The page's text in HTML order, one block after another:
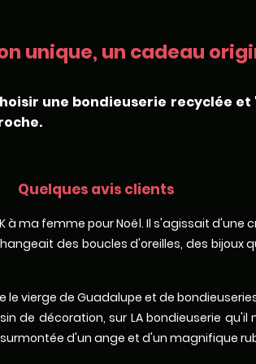
unique, un cadeau
une bondieuserie recyclée
Quelques avis clients
à ma femme pour Noël. Il s'agissait
des boucles d'oreilles, des bijoux
le vierge de Guadalupe et de
de décoration, sur LA bondieuserie
d'un ange et d'un magnifique